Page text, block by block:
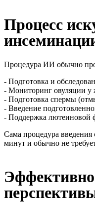
Процесс
Процедура ИИ обычно
- Подготовка и
- Мониторинг овуляции
- Подготовка спермы
- Введение
- Поддержка лютеиновой
Сама процедура введения
минут и обычно не